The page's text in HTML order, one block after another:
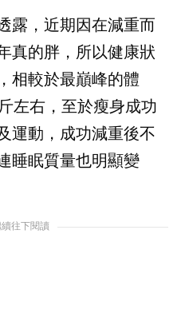
露，近期因在減重而
真的胖，所以健康狀
相較於最巔峰的體
左右，至於瘦身成功
運動，成功減重後不
睡眠質量也明顯變
往下閱讀